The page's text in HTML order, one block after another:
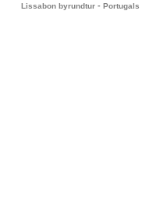
Lissabon byrundtur - Portugals